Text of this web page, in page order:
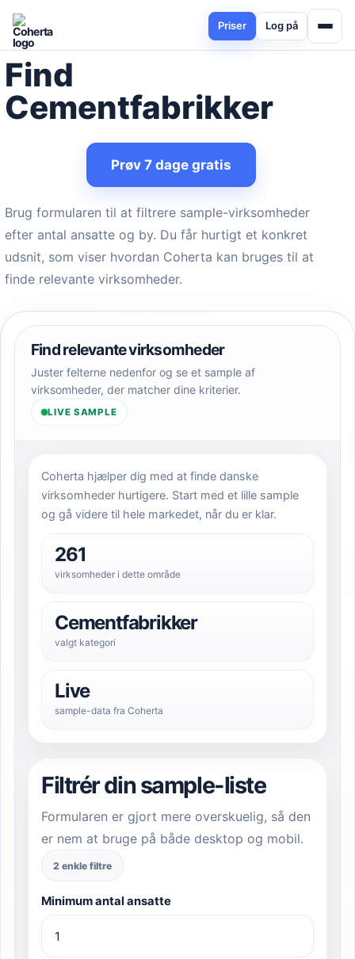
Priser Log på
Find
Cementfabrikker
Prøv 7 dage gratis
Brug formularen til at filtrere sample-virksomheder
efter antal ansatte og by. Du får hurtigt et konkret
udsnit, som viser hvordan Coherta kan bruges til at
finde relevante virksomheder.
Find relevante virksomheder
Juster felterne nedenfor og se et sample af
virksomheder, der matcher dine kriterier.
LIVE SAMPLE
Coherta hjælper dig med at finde danske
virksomheder hurtigere. Start med et lille sample
og gå videre til hele markedet, når du er klar.
261
virksomheder i dette område
Cementfabrikker
valgt kategori
Live
sample-data fra Coherta
Filtrér din sample-liste
Formularen er gjort mere overskuelig, så den
er nem at bruge på både desktop og mobil.
2 enkle filtre
Minimum antal ansatte